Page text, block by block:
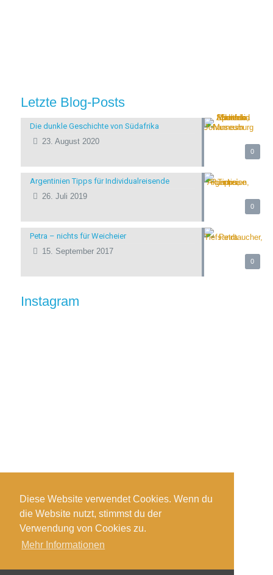
Diese Website verwendet Cookies. Wenn du
die Website nutzt, stimmst du der
Verwendung von Cookies zu.
Mehr Informationen
Letzte Blog-Posts
0
Die dunkle Geschichte von Südafrika
23. August 2020
0
Argentinien Tipps für Individualreisende
26. Juli 2019
0
Petra – nichts für Weicheier
15. September 2017
Instagram